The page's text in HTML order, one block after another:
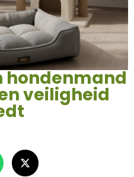
hondenmand
veiligheid